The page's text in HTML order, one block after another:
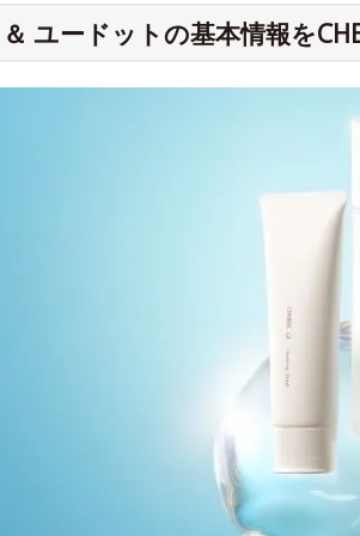
ユードットの基本情報を